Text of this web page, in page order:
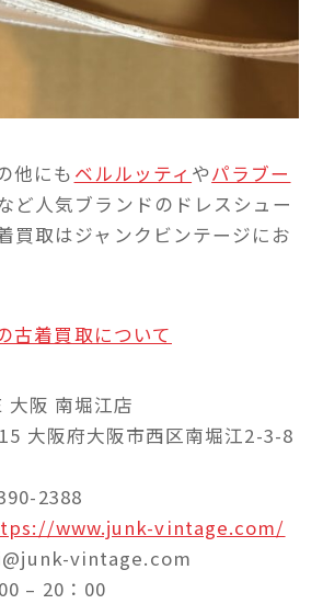
他にも ベルルッティ やパラブー
ど人気ブランドのドレスシュー
買取はジャンクビンテージにお
古着買取について
大阪 南堀江店
大阪府大阪市西区南堀江2-3-8
2388
www.junk-vintage.com/
vintage.com
– 20：00